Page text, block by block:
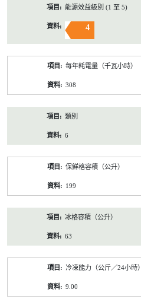
能源效益級別 (1 至 5)
4
每年耗電量（千瓦小時）
308
類別
6
保鮮格容積（公升）
199
冰格容積（公升）
63
冷凍能力（公斤／24小時）
9.00